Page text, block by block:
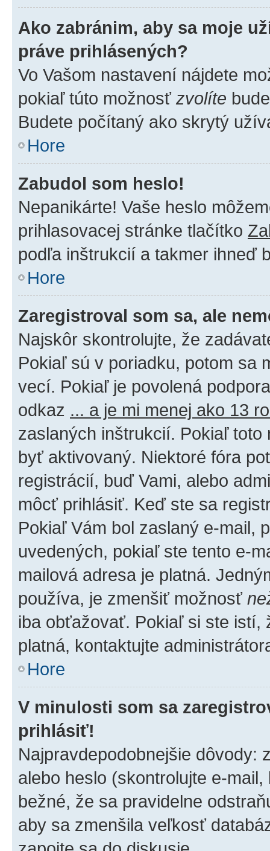
Ako zabránim, aby sa moje
práve prihlásených?
Vo Vašom nastavení nájdete
pokiaľ túto možnosť zvolíte
Budete počítaný ako skrytý
Hore
Zabudol som heslo!
Nepanikárte! Vaše heslo
prihlasovacej stránke tlačítko
podľa inštrukcií a takmer ihneď
Hore
Zaregistroval som sa, ale
Najskôr skontrolujte, že
Pokiaľ sú v poriadku, potom sa
vecí. Pokiaľ je povolená
odkaz ... a je mi menej ako 13
zaslaných inštrukcií. Pokiaľ
byť aktivovaný. Niektoré fóra
registrácií, buď Vami, alebo
môcť prihlásiť. Keď ste sa
Pokiaľ Vám bol zaslaný e-mail,
uvedených, pokiaľ ste tento e-
mailová adresa je platná.
používa, je zmenšiť možnosť
iba obťažovať. Pokiaľ si ste istí,
platná, kontaktujte
Hore
V minulosti som sa
prihlásiť!
Najpravdepodobnejšie dôvody:
alebo heslo (skontrolujte e-
bežné, že sa pravidelne
aby sa zmenšila veľkosť